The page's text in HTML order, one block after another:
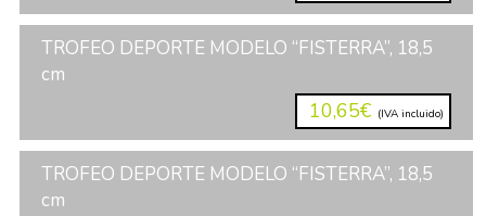
TROFEO DEPORTE MODELO “FISTERRA”, 18,5
cm
10,65€ (IVA incluido)
TROFEO DEPORTE MODELO “FISTERRA”, 18,5
cm